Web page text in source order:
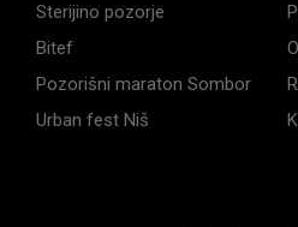
Sterijino pozorje
Bitef
Pozorišni maraton Sombor
Urban fest Niš